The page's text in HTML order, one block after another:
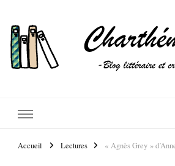
Accueil Lectures « Agnès Grey »